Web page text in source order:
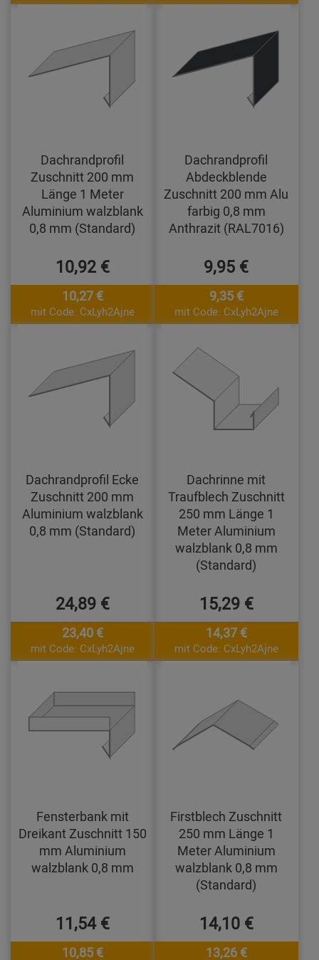
Dachrandprofil
Zuschnitt 200 mm
Länge 1 Meter
Aluminium walzblank
0,8 mm (Standard)
10,92 €
10,27 €
mit Code: CxLyh2Ajne
Dachrandprofil
Abdeckblende
Zuschnitt 200 mm Alu
farbig 0,8 mm
Anthrazit (RAL7016)
9,95 €
9,35 €
mit Code: CxLyh2Ajne
Dachrandprofil Ecke
Zuschnitt 200 mm
Aluminium walzblank
0,8 mm (Standard)
24,89 €
23,40 €
mit Code: CxLyh2Ajne
Dachrinne mit
Traufblech Zuschnitt
250 mm Länge 1
Meter Aluminium
walzblank 0,8 mm
(Standard)
15,29 €
14,37 €
mit Code: CxLyh2Ajne
Fensterbank mit
Dreikant Zuschnitt 150
mm Aluminium
walzblank 0,8 mm
11,54 €
10,85 €
Firstblech Zuschnitt
250 mm Länge 1
Meter Aluminium
walzblank 0,8 mm
(Standard)
14,10 €
13,26 €